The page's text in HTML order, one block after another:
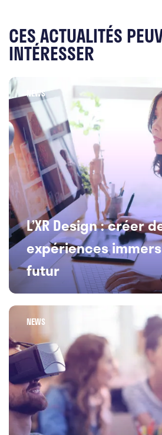
CES ACTUALITÉS
INTÉRESSER
NEWS
L’XR Design : créer
expériences
futur
NEWS